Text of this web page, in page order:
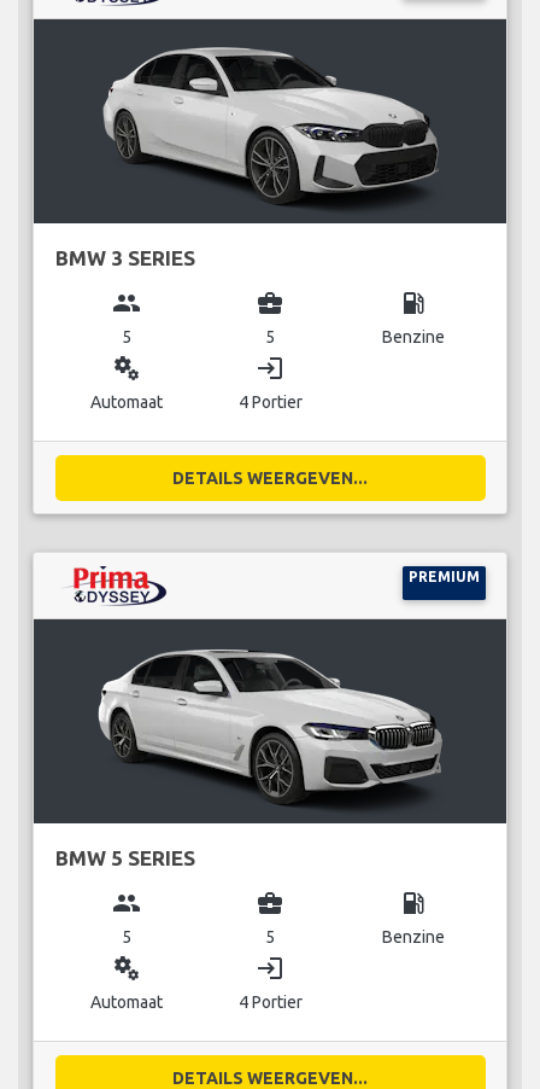
BMW 3 SERIES
group
5
business_center
5
local_gas_station
Benzine
miscellaneous_services
Automaat
login
4 Portier
DETAILS WEERGEVEN...
PREMIUM
BMW 5 SERIES
group
5
business_center
5
local_gas_station
Benzine
miscellaneous_services
Automaat
login
4 Portier
DETAILS WEERGEVEN...